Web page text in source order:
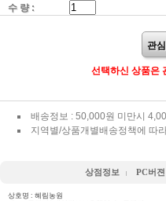
수 량 :
관
선택하신 상품은
배송정보 : 50,000원 미만시
지역별/상품개별배송정책에 따
상점정보 PC버젼
상호명 : 혜림농원